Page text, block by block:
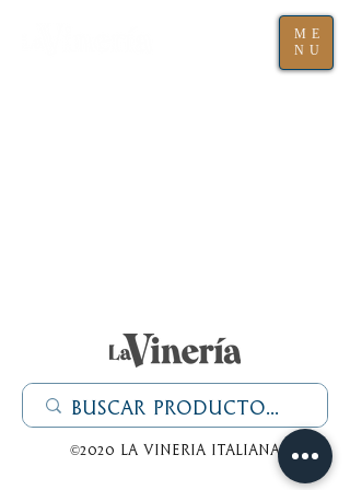
ME
NU
©2020 La Vineria italiana